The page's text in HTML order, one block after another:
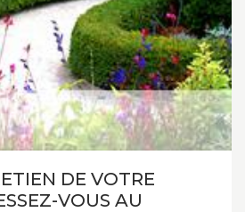
DE VOTRE
VOUS AU